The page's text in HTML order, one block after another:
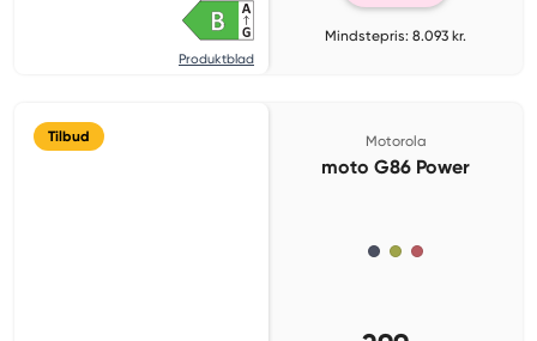
Produktblad
Mindstepris: 8.093 kr.
Tilbud Motorola
moto G86 Power